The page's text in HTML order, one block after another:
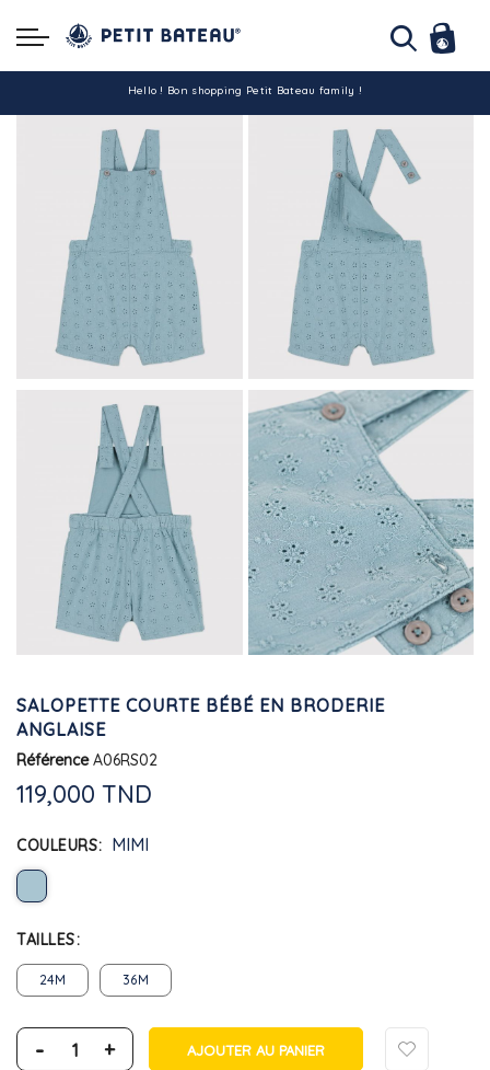
Hello ! Bon shopping Petit Bateau family !
La livraison est assurée partout en Tunisie !
-10% pour tout paiement par carte bancaire (hors promo)
SALOPETTE COURTE BÉBÉ EN BRODERIE
ANGLAISE
Référence A06RS02
119,000 TND
COULEURS MIMI
TAILLES
24M 36M
- + AJOUTER AU PANIER